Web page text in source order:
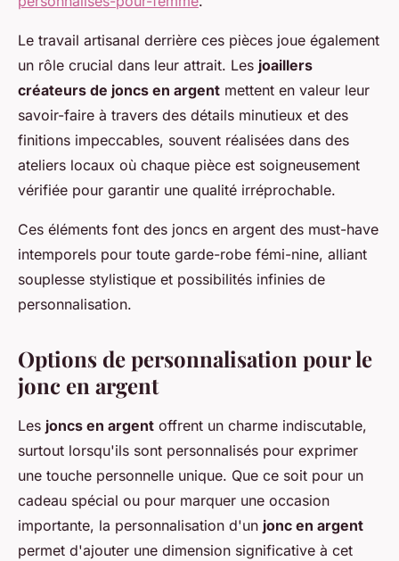
Le travail artisanal derrière ces pièces joue également
un rôle crucial dans leur attrait. Les joaillers
créateurs de joncs en argent mettent en valeur leur
savoir-faire à travers des détails minutieux et des
finitions impeccables, souvent réalisées dans des
ateliers locaux où chaque pièce est soigneusement
vérifiée pour garantir une qualité irréprochable.
Ces éléments font des joncs en argent des must-have
intemporels pour toute garde-robe fémi-nine, alliant
souplesse stylistique et possibilités infinies de
personnalisation.
Options de personnalisation pour le
jonc en argent
Les joncs en argent offrent un charme indiscutable,
surtout lorsqu'ils sont personnalisés pour exprimer
une touche personnelle unique. Que ce soit pour un
cadeau spécial ou pour marquer une occasion
importante, la personnalisation d'un jonc en argent
permet d'ajouter une dimension significative à cet